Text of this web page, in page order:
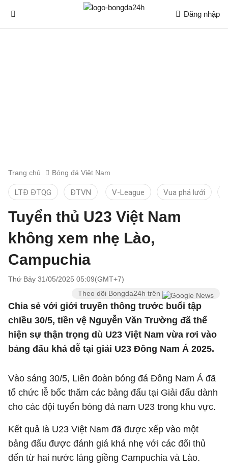
Đăng nhập
Trang chủ Bóng đá Việt Nam
LTĐ ĐTQG ĐTVN V-League Vua phá lưới
Tuyển thủ U23 Việt Nam
không xem nhẹ Lào,
Campuchia
Thứ Bảy 31/05/2025 05:09(GMT+7)
Theo dõi Bongda24h trên
Chia sẻ với giới truyền thông trước buổi tập
chiều 30/5, tiền vệ Nguyễn Văn Trường đã thể
hiện sự thận trọng dù U23 Việt Nam vừa rơi vào
bảng đấu khá dễ tại giải U23 Đông Nam Á 2025.
Vào sáng 30/5, Liên đoàn bóng đá Đông Nam Á đã
tổ chức lễ bốc thăm các bảng đấu tại Giải đấu dành
cho các đội tuyển bóng đá nam U23 trong khu vực.
Kết quả là U23 Việt Nam đã được xếp vào một
bảng đấu được đánh giá khá nhẹ với các đối thủ
đến từ hai nước láng giềng Campuchia và Lào.